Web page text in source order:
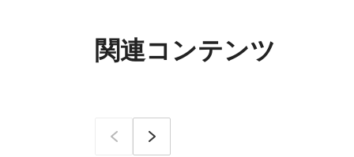
関連コンテンツ
이전 次へ